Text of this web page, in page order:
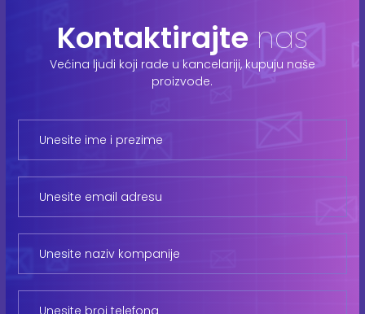
Kontaktirajte nas
Većina ljudi koji rade u kancelariji, kupuju naše
proizvode.